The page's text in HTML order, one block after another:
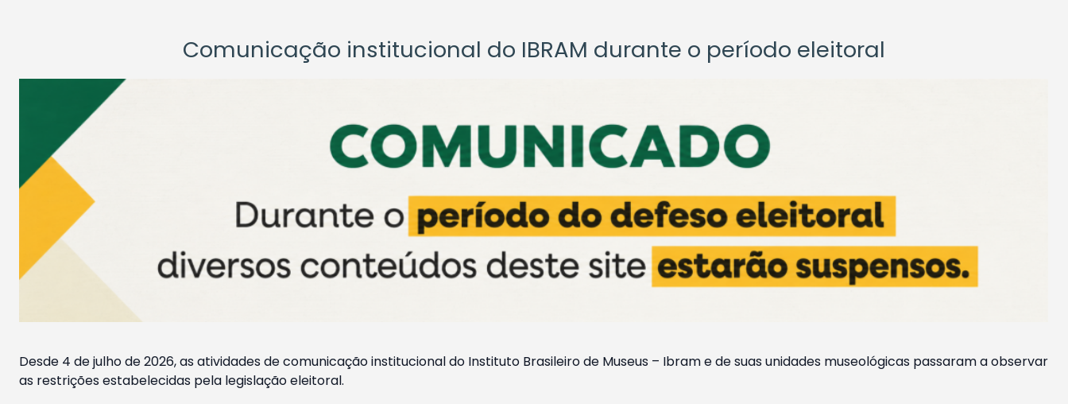
Comunicação institucional do IBRAM durante o período eleitoral
Desde 4 de julho de 2026, as atividades de comunicação institucional do Instituto Brasileiro de Museus – Ibram e de suas unidades museológicas passaram a observar
as restrições estabelecidas pela legislação eleitoral.